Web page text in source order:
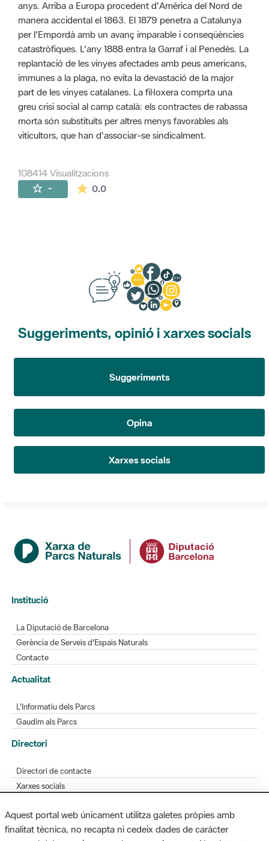
anys. Arriba a Europa procedent d'Amèrica del Nord de
manera accidental el 1863. El 1879 penetra a Catalunya
per l'Empordà amb un avanç imparable i conseqüències
catastròfiques. L'any 1888 entra la Garraf i al Penedès. La
replantació de les vinyes afectades amb peus americans,
immunes a la plaga, no evita la devastació de la major
part de les vinyes catalanes. La fil·loxera comprta una
greu crisi social al camp català: els contractes de rabassa
morta són substituïts per altres menys favorables als
viticultors, que han d'associar-se sindicalment.
108414 Visualitzacions
- 0.0La mitjana de les valoracions és de 0
Suggeriments, opinió i xarxes socials
Suggeriments
Opina
Xarxes socials
Institució
La Diputació de Barcelona
Gerència de Serveis d'Espais Naturals
Contacte
Actualitat
L'Informatiu dels Parcs
Gaudim als Parcs
Directori
Directori de contacte
Xarxes socials
Bústia de suggeriments
Opineu sobre els parcs
Aquest portal web únicament utilitza galetes pròpies amb
finalitat tècnica, no recapta ni cedeix dades de caràcter